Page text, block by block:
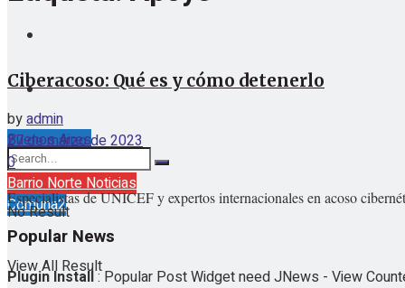
Buenos Aires
viernes, agosto 7, 2026
Barrio Norte Noticias
Comuna2
No Result
View All Result
Ciberacoso: Qué es y cómo detenerlo
byadmin
27 de marzo de 2023
0
Especialistas de UNICEF y expertos internacionales en acoso
Popular News
Plugin Install: Popular Post Widget need JNews - View